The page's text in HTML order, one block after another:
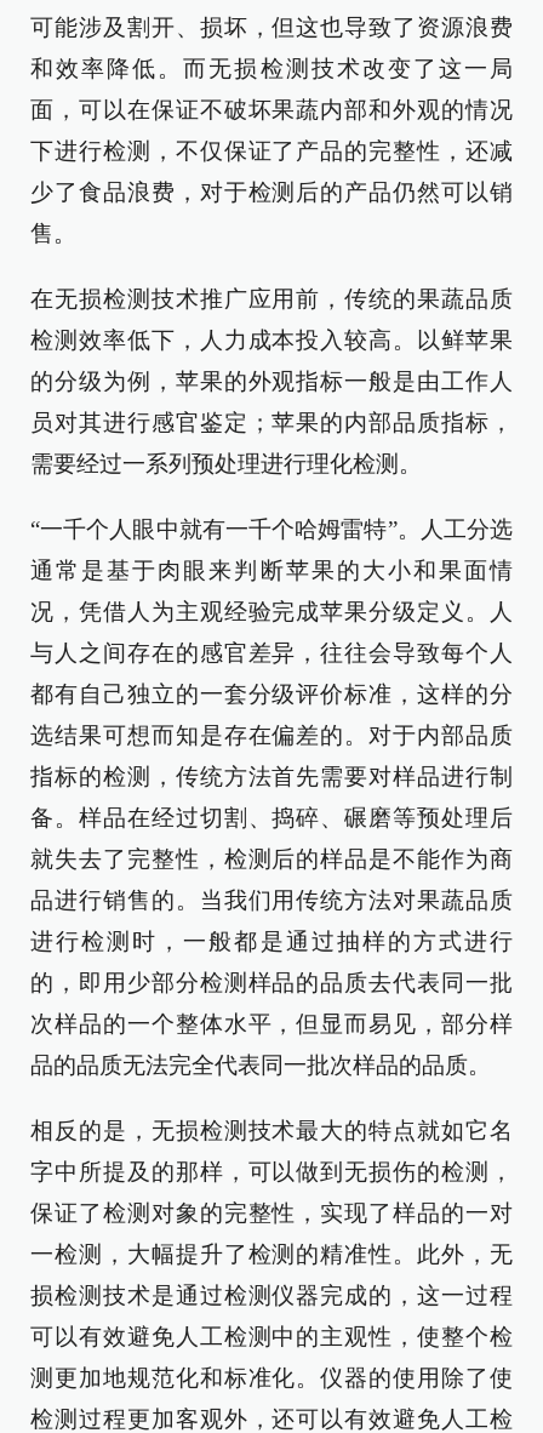
可能涉及割开、损坏，但这也导致了资源浪费
和效率降低。而无损检测技术改变了这一局
面，可以在保证不破坏果蔬内部和外观的情况
下进行检测，不仅保证了产品的完整性，还减
少了食品浪费，对于检测后的产品仍然可以销
售。
在无损检测技术推广应用前，传统的果蔬品质
检测效率低下，人力成本投入较高。以鲜苹果
的分级为例，苹果的外观指标一般是由工作人
员对其进行感官鉴定；苹果的内部品质指标，
需要经过一系列预处理进行理化检测。
“一千个人眼中就有一千个哈姆雷特”。人工分选
通常是基于肉眼来判断苹果的大小和果面情
况，凭借人为主观经验完成苹果分级定义。人
与人之间存在的感官差异，往往会导致每个人
都有自己独立的一套分级评价标准，这样的分
选结果可想而知是存在偏差的。对于内部品质
指标的检测，传统方法首先需要对样品进行制
备。样品在经过切割、捣碎、碾磨等预处理后
就失去了完整性，检测后的样品是不能作为商
品进行销售的。当我们用传统方法对果蔬品质
进行检测时，一般都是通过抽样的方式进行
的，即用少部分检测样品的品质去代表同一批
次样品的一个整体水平，但显而易见，部分样
品的品质无法完全代表同一批次样品的品质。
相反的是，无损检测技术最大的特点就如它名
字中所提及的那样，可以做到无损伤的检测，
保证了检测对象的完整性，实现了样品的一对
一检测，大幅提升了检测的精准性。此外，无
损检测技术是通过检测仪器完成的，这一过程
可以有效避免人工检测中的主观性，使整个检
测更加地规范化和标准化。仪器的使用除了使
检测过程更加客观外，还可以有效避免人工检